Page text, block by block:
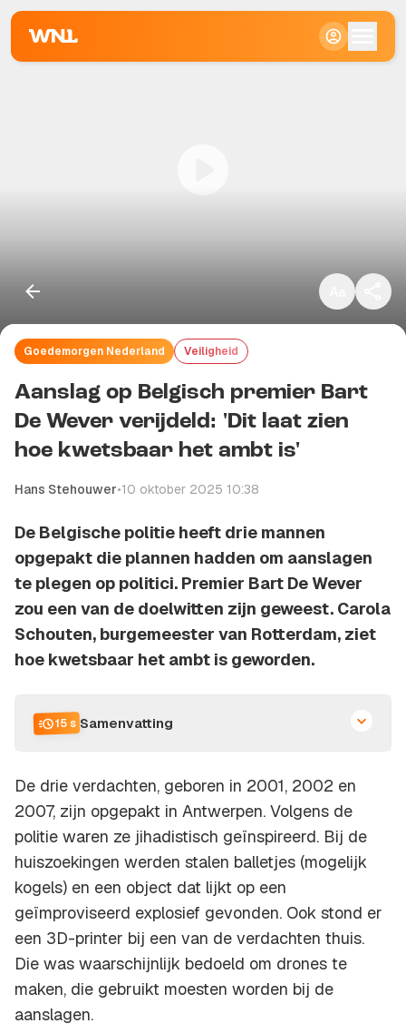
Goedemorgen Nederland Veiligheid
Aanslag op Belgisch premier Bart
De Wever verijdeld: 'Dit laat zien
hoe kwetsbaar het ambt is'
Hans Stehouwer•10 oktober 2025 10:38
De Belgische politie heeft drie mannen
opgepakt die plannen hadden om aanslagen
te plegen op politici. Premier Bart De Wever
zou een van de doelwitten zijn geweest. Carola
Schouten, burgemeester van Rotterdam, ziet
hoe kwetsbaar het ambt is geworden.
15 s Samenvatting
De drie verdachten, geboren in 2001, 2002 en
2007, zijn opgepakt in Antwerpen. Volgens de
politie waren ze jihadistisch geïnspireerd. Bij de
huiszoekingen werden stalen balletjes (mogelijk
kogels) en een object dat lijkt op een
geïmproviseerd explosief gevonden. Ook stond er
een 3D-printer bij een van de verdachten thuis.
Die was waarschijnlijk bedoeld om drones te
maken, die gebruikt moesten worden bij de
aanslagen.